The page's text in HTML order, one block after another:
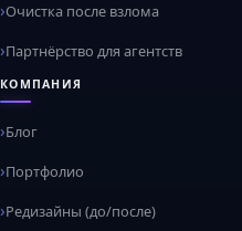
Очистка после взлома
Партнёрство для агентств
КОМПАНИЯ
Блог
Портфолио
Редизайны (до/после)